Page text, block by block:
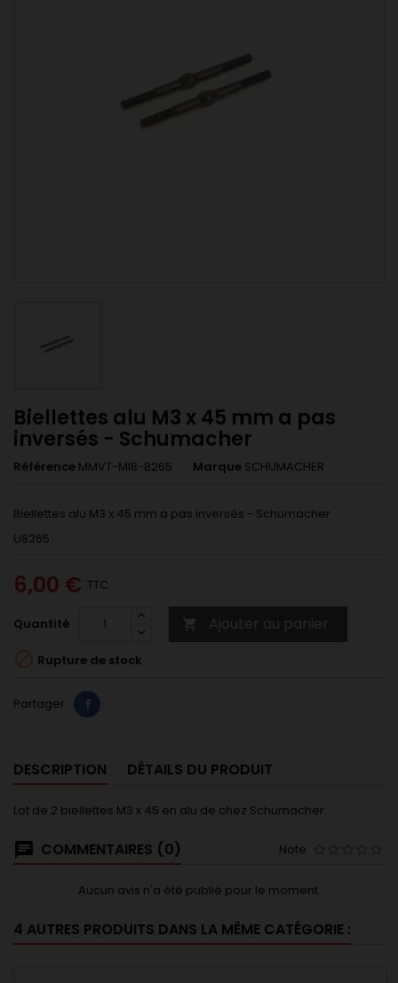
Biellettes alu M3 x 45 mm a pas
inversés - Schumacher
Référence MMVT-MI8-8265 Marque SCHUMACHER
Biellettes alu M3 x 45 mm a pas inversés - Schumacher
U8265
6,00 € TTC
Quantité  Ajouter au panier
 Rupture de stock
Partager
DESCRIPTION DÉTAILS DU PRODUIT
Lot de 2 biellettes M3 x 45 en alu de chez Schumacher.
COMMENTAIRES (0) Note
Aucun avis n'a été publié pour le moment.
4 AUTRES PRODUITS DANS LA MÊME CATÉGORIE :